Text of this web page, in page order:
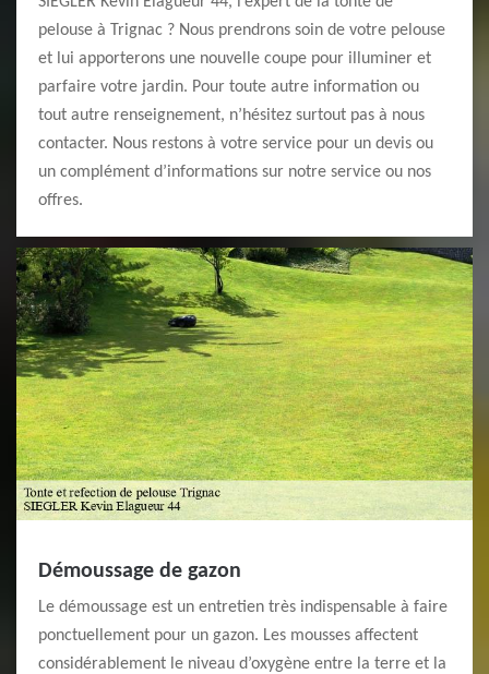
pelouse à Trignac ? Nous prendrons soin de votre pelouse
et lui apporterons une nouvelle coupe pour illuminer et
parfaire votre jardin. Pour toute autre information ou
tout autre renseignement, n’hésitez surtout pas à nous
contacter. Nous restons à votre service pour un devis ou
un complément d’informations sur notre service ou nos
offres.
Démoussage de gazon
Le démoussage est un entretien très indispensable à faire
ponctuellement pour un gazon. Les mousses affectent
considérablement le niveau d’oxygène entre la terre et la